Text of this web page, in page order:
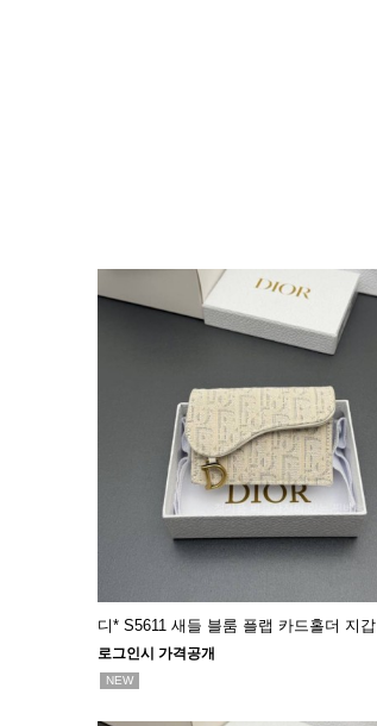
디* S5611 새들 블룸 플랩 카드홀더 지갑
로그인시 가격공개
NEW